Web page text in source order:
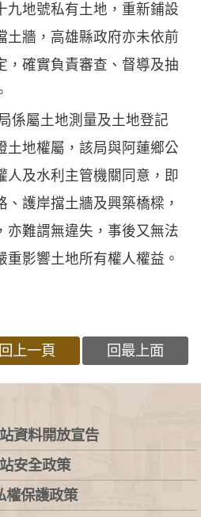
九地號私有土地，重新鋪設
土牆，高雄縣政府亦未依前
，確實負責審查、督導及抽
係屬土地測量及土地登記
土地權屬，該局與阿蓮鄉公
人及水利主管機關同意，即
護岸擋土牆及興築橋樑，
亦難謂無違失，事後又無法
重影響土地所有權人權益。
回上一頁 回最上面
資料開放宣告
安全政策
權保護政策